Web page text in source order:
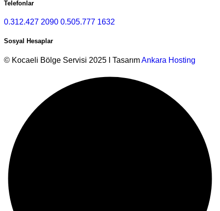
Telefonlar
0.312.427 2090 0.505.777 1632
Sosyal Hesaplar
© Kocaeli Bölge Servisi 2025 I TasarımAnkara Hosting